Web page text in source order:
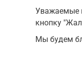
Уважаемые
кнопку
Мы будем